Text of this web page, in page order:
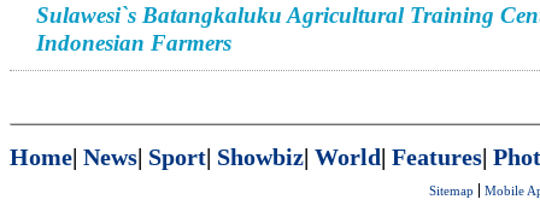
Sulawesi`s Batangkaluku Agricultural Training
Indonesian Farmers
Home| News| Sport| Showbiz| World| Features|
Sitemap Mobile